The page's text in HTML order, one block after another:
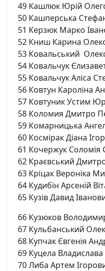
49 Кашлюк Юрій
50 Кашперська
51 Керзюк Марко
52 Книш Карина
53 Ковальський
54 Ковальчук
55 Ковальчук Аліса
56 Ковтун Кароліна
57 Ковтуник Устим
58 Коломия Дмитро
59 Комарницька
60 Космірак Діана
61 Кочержук Соломія
62 Краєвський
63 Кріцак Вероніка
64 Кудибін Арсеній
65 Кузів Давид
66 Кузюков
67 Кульбанський
68 Купчак Євгенія
69 Куцела
70 Либа Артем